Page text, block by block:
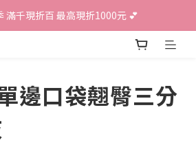
滿千現折百 最高現折1000元 💕
邊口袋翹臀三分